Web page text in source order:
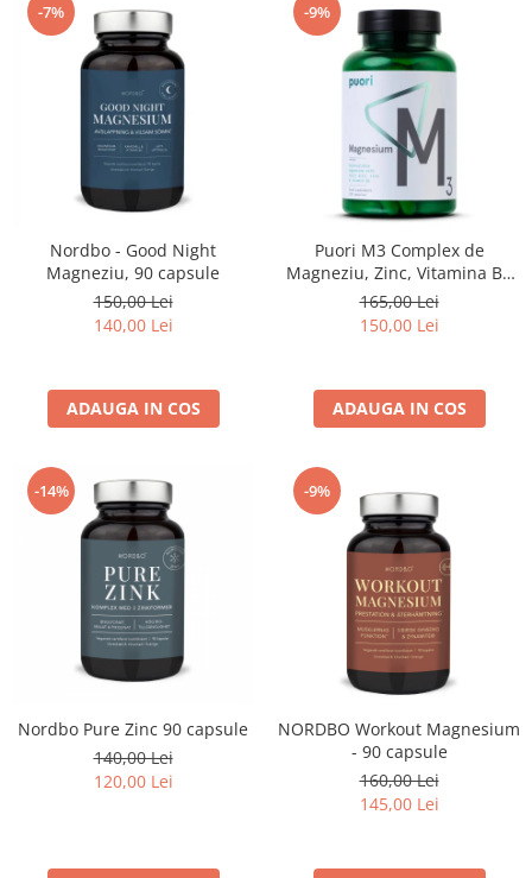
-7%
Nordbo - Good Night
Magneziu, 90 capsule
150,00 Lei
140,00 Lei
ADAUGA IN COS
-9%
Puori M3 Complex de
Magneziu, Zinc, Vitamina B6
si Acid Malic - 120 capsule
165,00 Lei
150,00 Lei
ADAUGA IN COS
-14%
Nordbo Pure Zinc 90 capsule
140,00 Lei
120,00 Lei
-9%
NORDBO Workout Magnesium
- 90 capsule
160,00 Lei
145,00 Lei